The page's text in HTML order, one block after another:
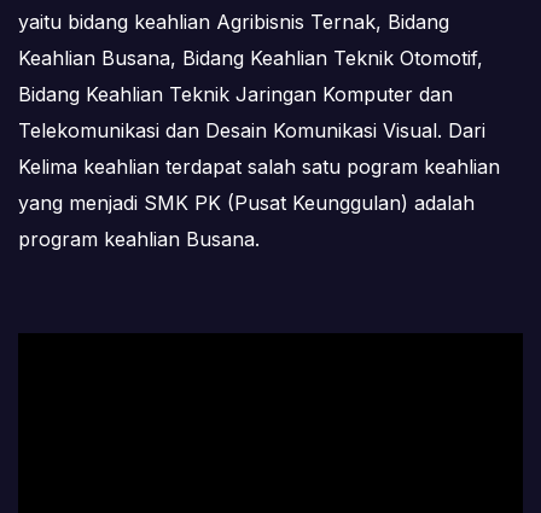
yaitu bidang keahlian Agribisnis Ternak, Bidang
Keahlian Busana, Bidang Keahlian Teknik Otomotif,
Bidang Keahlian Teknik Jaringan Komputer dan
Telekomunikasi dan Desain Komunikasi Visual. Dari
Kelima keahlian terdapat salah satu pogram keahlian
yang menjadi SMK PK (Pusat Keunggulan) adalah
program keahlian Busana.